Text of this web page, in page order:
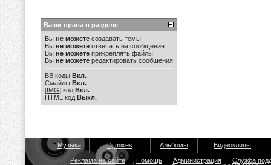
Ваши права в разделе
Вы не можете создавать темы
Вы не можете отвечать на сообщения
Вы не можете прикреплять файлы
Вы не можете редактировать сообщения
BB коды Вкл.
Смайлы Вкл.
[IMG] код Вкл.
HTML код Выкл.
Музыка Dj mixes Альбомы Видеоклипы
Реклама на сайте Помощь Администрация Служба